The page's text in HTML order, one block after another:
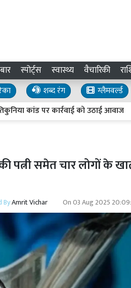
स्पोर्ट्स स्वास्थ्य वैचारिकी
शब्द रंग
ग्लैमवर्ल्ड
पर कार्रवाई को उठाई आवाज
पत्नी समेत चार लोगों के
ByAmrit Vichar On03 Aug 2025